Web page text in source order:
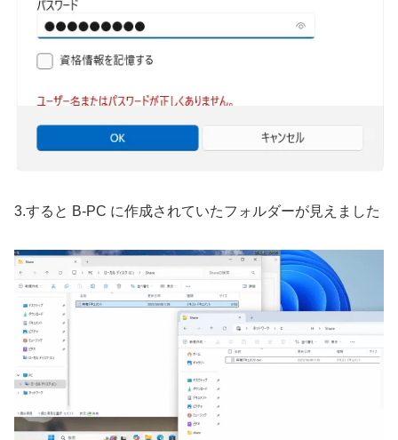
3.すると B-PC に作成されていたフォルダーが見えました